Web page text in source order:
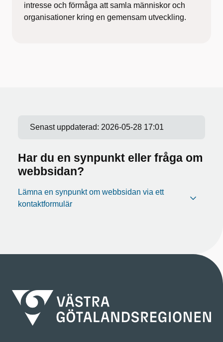
intresse och förmåga att samla människor och
organisationer kring en gemensam utveckling.
Senast uppdaterad: 2026-05-28 17:01
Har du en synpunkt eller fråga om
webbsidan?
Lämna en synpunkt om webbsidan via ett
kontaktformulär